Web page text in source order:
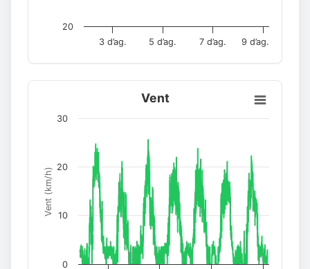
3 d’ag. 5 d’ag. 7 d’ag. 9 d’ag.
20
Vent (km/h)
Vent
0
10
20
30